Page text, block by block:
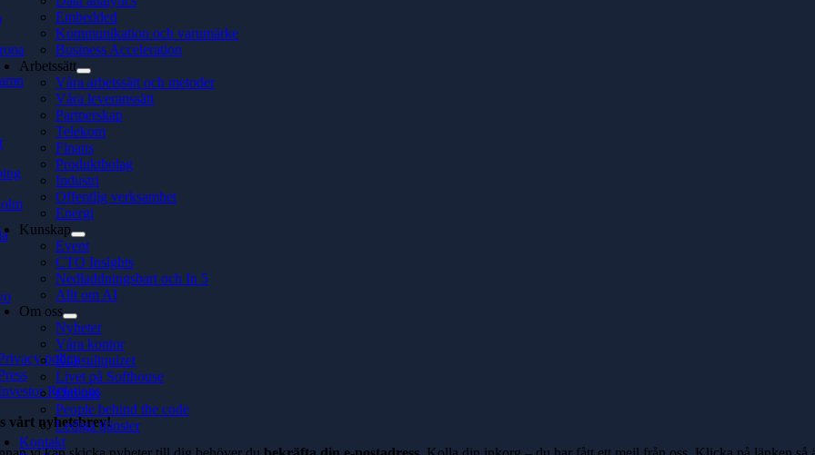
Embedded
Kommunikation och varumärke
Business Acceleration
Arbetssätt
Våra arbetssätt och metoder
Våra leveranssätt
Partnerskap
Telekom
Finans
Produktbolag
Industri
Offentlig verksamhet
Energi
Kunskap
Event
CTO Insights
Nedladdningsbart och In 5
Allt om AI
Om oss
Nyheter
Våra kontor
Konsultquizet
Livet på Softhouse
Om oss
People behind the code
Lediga tjänster
Kontakt
policy
Relations
vårt nyhetsbrev!